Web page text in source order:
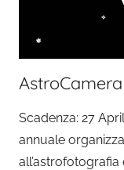
Scadenza: 27
annuale